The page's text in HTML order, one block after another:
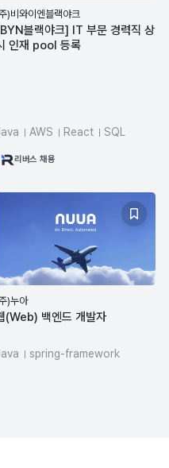
)비와이엔블랙야크
블랙야크] IT 부문 경력직 상
인재 pool 등록
AWS React
SQL
리버스 채용
)누아
(Web) 백엔드 개발자
spring-framework